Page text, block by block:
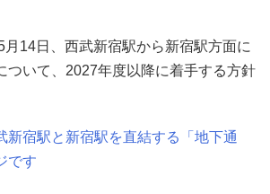
14日、西武新宿駅から新宿駅方面に
ついて、2027年度以降に着手する方針
新宿駅と新宿駅を直結する「地下通
です